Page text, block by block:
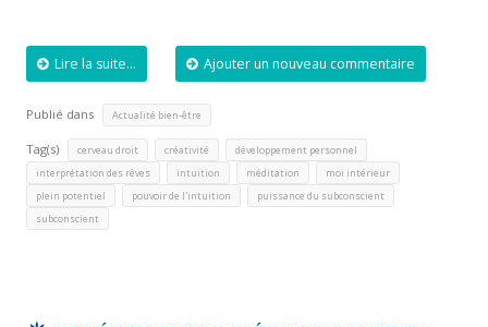
Lire la suite... Ajouter un nouveau commentaire
Publié dans Actualité bien-être
Tag(s) cerveau droit créativité développement personnel
interprétation des rêves intuition méditation moi intérieur
plein potentiel pouvoir de l'intuition puissance du subconscient
subconscient